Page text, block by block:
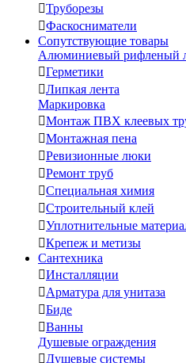
Труборезы
Фаскосниматели
Сопутствующие товары
Алюминиевый рифленый
Герметики
Липкая лента
Маркировка
Монтаж ПВХ клеевых
Монтажная пена
Ревизионные люки
Ремонт труб
Специальная химия
Строительный клей
Уплотнительные
Крепеж и метизы
Сантехника
Инсталляции
Арматура для унитаза
Биде
Ванны
Душевые ограждения
Душевые системы